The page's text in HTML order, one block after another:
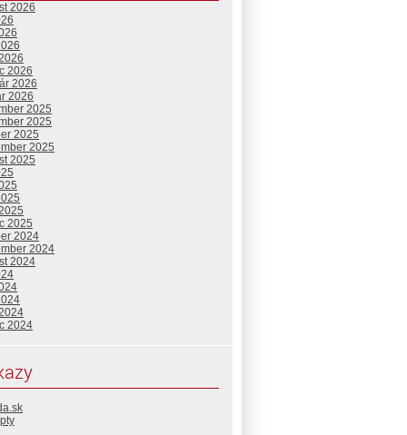
2026
2026
2026
2026
2025
2025
2025
2025
2025
2025
2024
2024
2024
2024